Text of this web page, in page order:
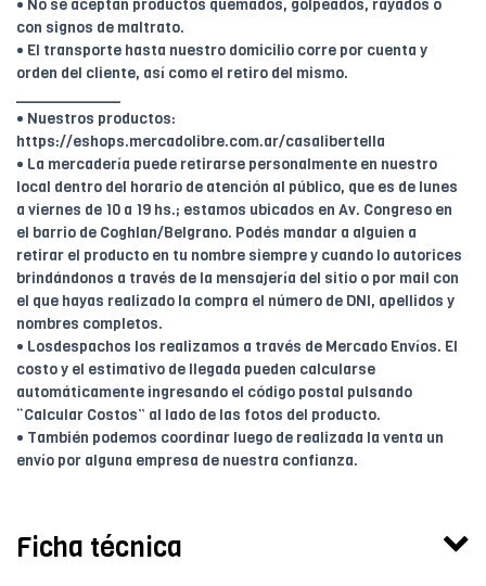
• No se aceptan productos quemados, golpeados, rayados o
con signos de maltrato.
• El transporte hasta nuestro domicilio corre por cuenta y
orden del cliente, así como el retiro del mismo.
____________
• Nuestros productos:
https://eshops.mercadolibre.com.ar/casalibertella
• La mercadería puede retirarse personalmente en nuestro
local dentro del horario de atención al público, que es de lunes
a viernes de 10 a 19 hs.; estamos ubicados en Av. Congreso en
el barrio de Coghlan/Belgrano. Podés mandar a alguien a
retirar el producto en tu nombre siempre y cuando lo autorices
brindándonos a través de la mensajería del sitio o por mail con
el que hayas realizado la compra el número de DNI, apellidos y
nombres completos.
• Losdespachos los realizamos a través de Mercado Envíos. El
costo y el estimativo de llegada pueden calcularse
automáticamente ingresando el código postal pulsando
“Calcular Costos” al lado de las fotos del producto.
• También podemos coordinar luego de realizada la venta un
envío por alguna empresa de nuestra confianza.
Ficha técnica